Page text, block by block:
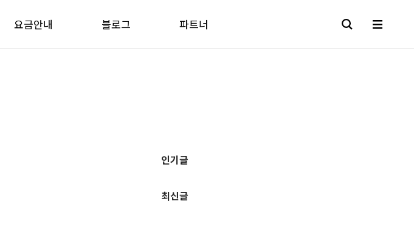
요금안내 블로그 파트너
추
정
인기글
최신글